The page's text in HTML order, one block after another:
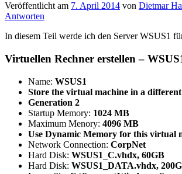
Veröffentlicht am 7. April 2014 von Dietmar
Antworten
In diesem Teil werde ich den Server WSUS1
Virtuellen Rechner erstellen –
Name: WSUS1
Store the virtual machine in a
Generation 2
Startup Memory: 1024 MB
Maximum Menory: 4096 MB
Use Dynamic Memory for this virtual
Network Connection: CorpNet
Hard Disk: WSUS1_C.vhdx, 60GB
Hard Disk: WSUS1_DATA.vhdx,